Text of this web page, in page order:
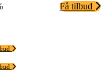
Få tilbud